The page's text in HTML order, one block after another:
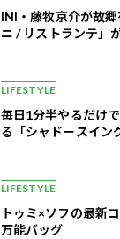
INI・藤牧京介が故
ニ / リストランテ」
LIFESTYLE
毎日1分半やるだけ
る「シャドースイン
LIFESTYLE
トゥミ×ソフの最新
万能バッグ